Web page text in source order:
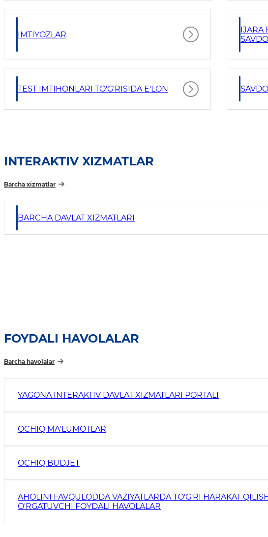
IMTIYOZLAR
IJARA
TEST IMTIHONLARI TO'G'RISIDA E'LON
INTERAKTIV XIZMATLAR
Barcha xizmatlar
BARCHA DAVLAT XIZMATLARI
FOYDALI HAVOLALAR
Barcha havolalar
YAGONA INTERAKTIV DAVLAT XIZMATLARI PORTALI
OCHIQ MAʼLUMOTLAR
OCHIQ BUDJET
AHOLINI FAVQULODDA VAZIYATLARDA TO'G'RI HARAKAT
O'RGATUVCHI FOYDALI HAVOLALAR